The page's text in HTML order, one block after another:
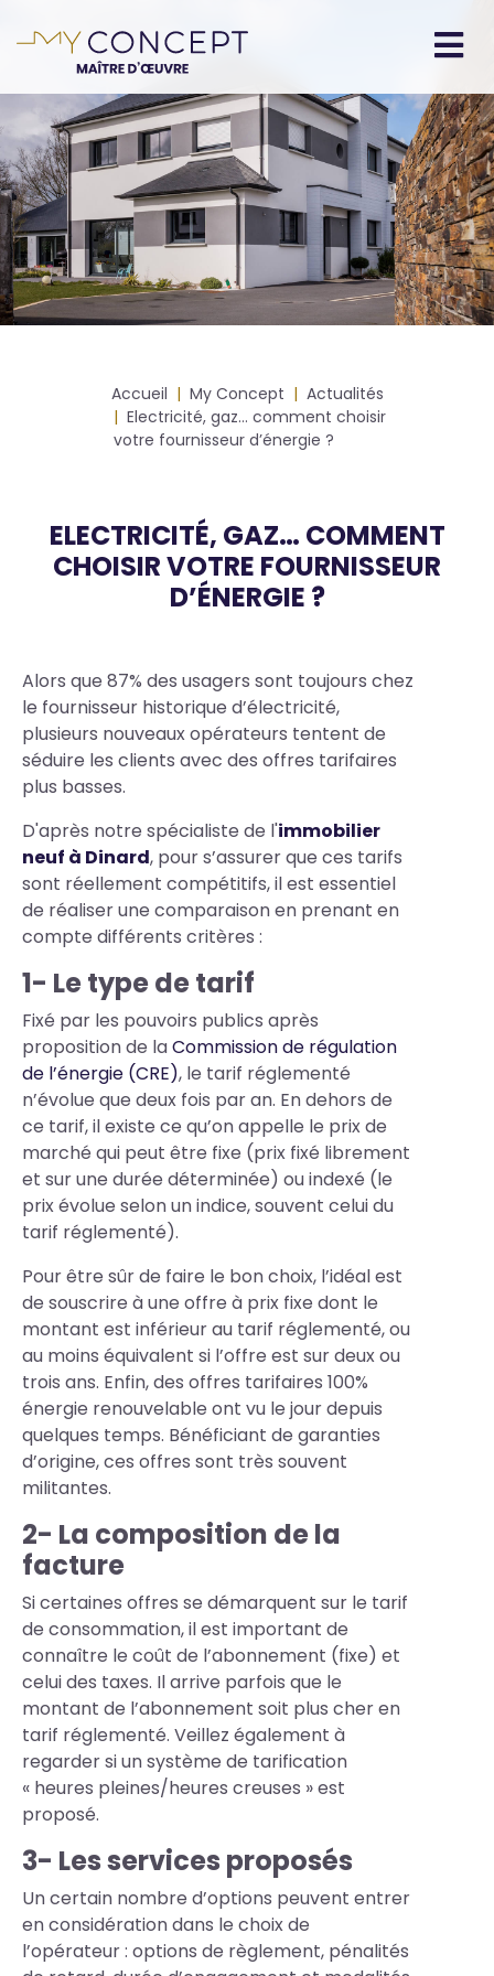
au
principal
principale
Fil
d'Ariane
Accueil My Concept
Actualités
Electricité, gaz… comment choisir
votre fournisseur d’énergie ?
ELECTRICITÉ, GAZ… COMMENT
CHOISIR VOTRE FOURNISSEUR
D’ÉNERGIE ?
Body
Alors que 87% des usagers sont toujours chez
le fournisseur historique d’électricité,
plusieurs nouveaux opérateurs tentent de
séduire les clients avec des offres tarifaires
plus basses.
D'après notre spécialiste de l'immobilier
neuf à Dinard, pour s’assurer que ces tarifs
sont réellement compétitifs, il est essentiel
de réaliser une comparaison en prenant en
compte différents critères :
1- Le type de tarif
Fixé par les pouvoirs publics après
proposition de laCommission de régulation
de l’énergie (CRE), le tarif réglementé
n’évolue que deux fois par an. En dehors de
ce tarif, il existe ce qu’on appelle le prix de
marché qui peut être fixe (prix fixé librement
et sur une durée déterminée) ou indexé (le
prix évolue selon un indice, souvent celui du
tarif réglementé).
Pour être sûr de faire le bon choix, l’idéal est
de souscrire à une offre à prix fixe dont le
montant est inférieur au tarif réglementé, ou
au moins équivalent si l’offre est sur deux ou
trois ans. Enfin, des offres tarifaires 100%
énergie renouvelable ont vu le jour depuis
quelques temps. Bénéficiant de garanties
d’origine, ces offres sont très souvent
militantes.
2- La composition de la
facture
Si certaines offres se démarquent sur le tarif
de consommation, il est important de
connaître le coût de l’abonnement (fixe) et
celui des taxes. Il arrive parfois que le
montant de l’abonnement soit plus cher en
tarif réglementé. Veillez également à
regarder si un système de tarification
« heures pleines/heures creuses » est
proposé.
3- Les services proposés
Un certain nombre d’options peuvent entrer
en considération dans le choix de
l’opérateur : options de règlement, pénalités